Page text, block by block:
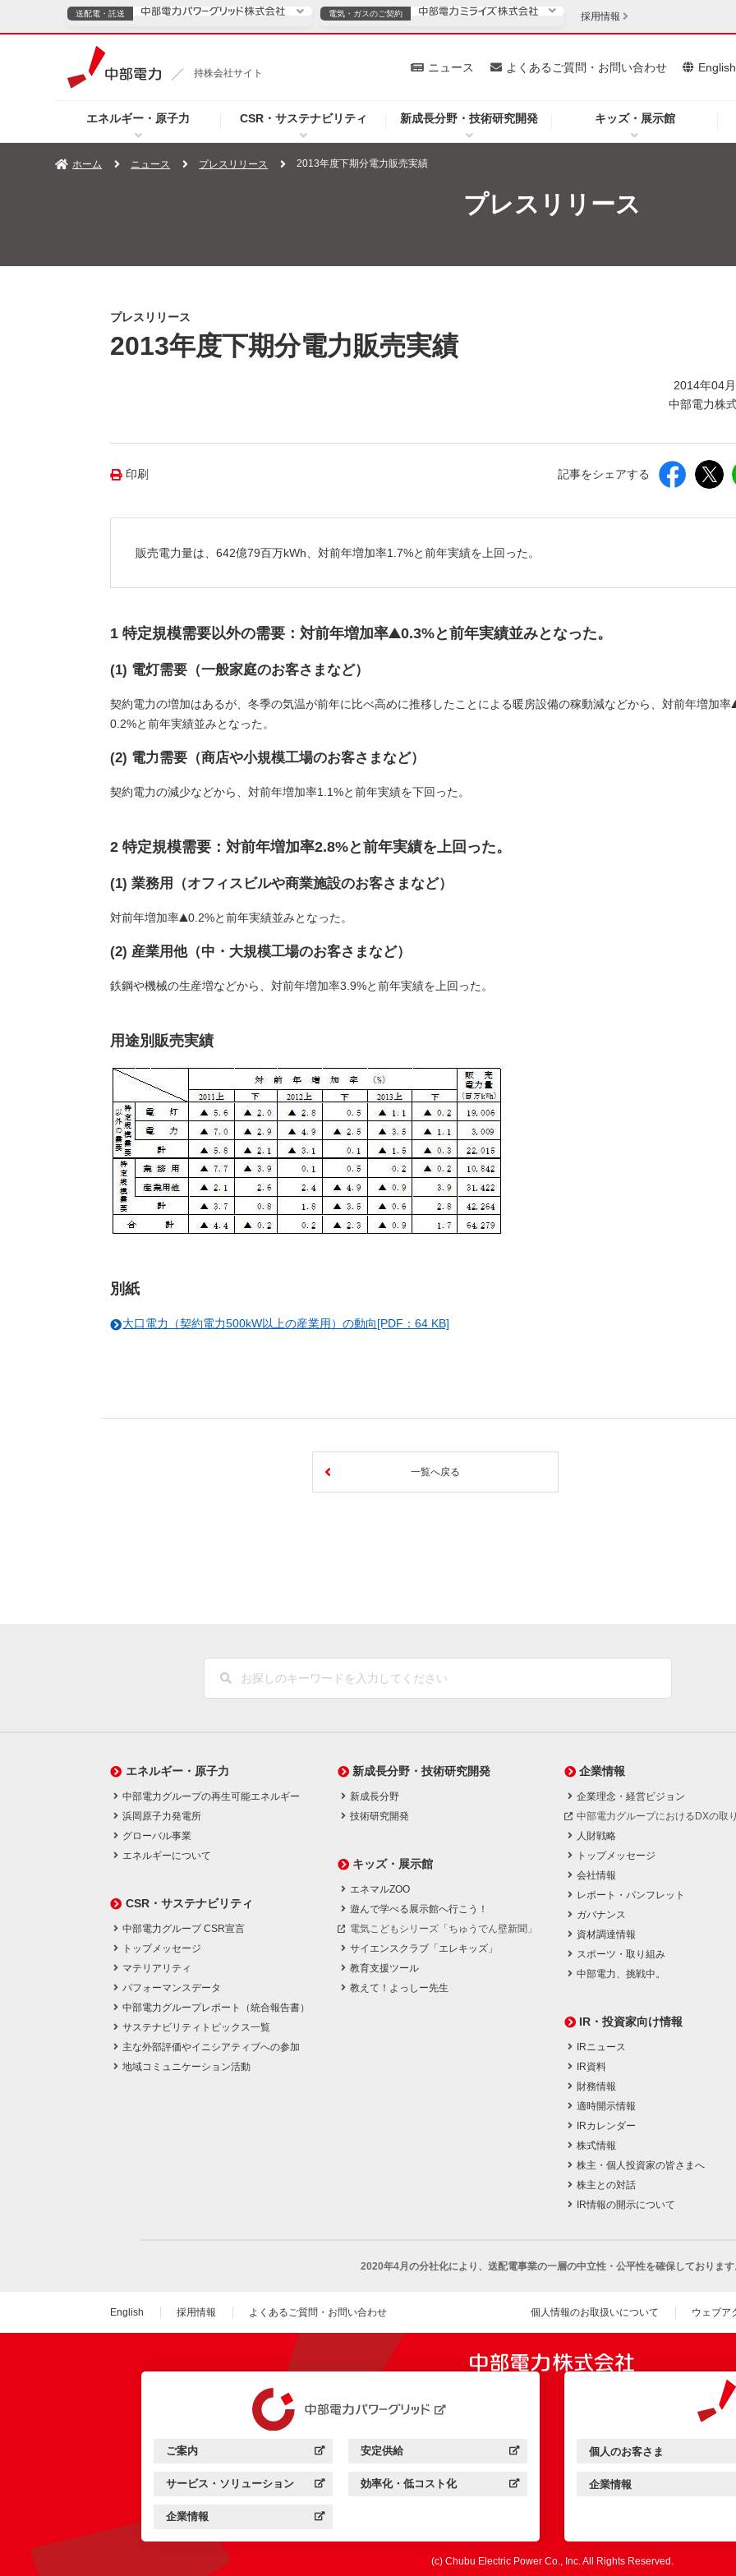
持株会社サイト
エネルギー・原子力 CSR・サステナビリティ 新成長分野・技術研究開発 キッズ・展示館
ニュース よくあるご質問・お問い合わせ English
送配電・託送
TOPページへ ご案内 安定供給
企業情報
電気・ガスのご契約
電気・ガスのご契約
TOPページへ 個人のお客さま 法人のお客さま
採用情報
ホーム ニュース プレスリリース 2013年度下期分電力販売実績
プレスリリース
プレスリリース
2013年度下期分電力販売実績
2014年04
中部電力株
印刷 記事をシェアする
販売電力量は、642億79百万kWh、対前年増加率1.7%と前年実績を上回った。
1 特定規模需要以外の需要：対前年増加率 0.3%と前年実績並みとなった。
(1) 電灯需要（一般家庭のお客さまなど）
契約電力の増加はあるが、冬季の気温が前年に比べ高めに推移したことによる暖房設備の稼動減などから、対前年増加率
0.2%と前年実績並みとなった。
(2) 電力需要（商店や小規模工場のお客さまなど）
契約電力の減少などから、対前年増加率1.1%と前年実績を下回った。
2 特定規模需要：対前年増加率2.8%と前年実績を上回った。
(1) 業務用（オフィスビルや商業施設のお客さまなど）
対前年増加率 0.2%と前年実績並みとなった。
(2) 産業用他（中・大規模工場のお客さまなど）
鉄鋼や機械の生産増などから、対前年増加率3.9%と前年実績を上回った。
用途別販売実績
別紙
大口電力（契約電力500kW以上の産業用）の動向[PDF：64 KB]
一覧へ戻る
エネルギー・原子力
中部電力グループの再生可能エネルギー
浜岡原子力発電所
グローバル事業
エネルギーについて
CSR・サステナビリティ
中部電力グループ CSR宣言
トップメッセージ
マテリアリティ
パフォーマンスデータ
中部電力グループレポート（統合報告書）
サステナビリティトピックス一覧
主な外部評価やイニシアティブへの参加
地域コミュニケーション活動
新成長分野・技術研究開発
新成長分野
技術研究開発
キッズ・展示館
エネマルZOO
遊んで学べる展示館へ行こう！
電気こどもシリーズ「ちゅうでん壁新聞」
サイエンスクラブ「エレキッズ」
教育支援ツール
教えて！よっしー先生
企業情報
企業理念・経営ビジョン
中部電力グループにおけるDXの取
人財戦略
トップメッセージ
会社情報
レポート・パンフレット
ガバナンス
資材調達情報
スポーツ・取り組み
中部電力、挑戦中。
IR・投資家向け情報
IRニュース
IR資料
財務情報
適時開示情報
IRカレンダー
株式情報
株主・個人投資家の皆さまへ
株主との対話
IR情報の開示について
2020年4月の分社化により、 送配電事業の一層の中立性・公平性を確保しております
English 採用情報 よくあるご質問・お問い合わせ 個人情報のお取扱いについて ウェブア
中部電力パワーグリッド：
ご案内
（新しいウィンドウを開きます） 中部電力パワーグリッド：
安定供給
（新しいウィンドウを開きます）
中部電力パワーグリッド：
サービス・ソリューション
（新しいウィンドウを開きます） 中部電力パワーグリッド：
効率化・低コスト化
（新しいウィンドウを開きます）
中部電力パワーグリッド：
企業情報
（新しいウィンドウを開きます）
中部電力ミライズ：
個人のお客さま
（新しいウィンドウを開きま
中部電力ミライズ：
企業情報
（新しいウィンドウを開きま
(c) Chubu Electric Power Co., Inc. All Rights Reserved.